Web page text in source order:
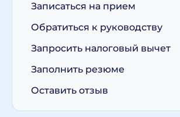
Записаться на прием
Обратиться к руководству
Запросить налоговый вычет
Заполнить резюме
Оставить отзыв